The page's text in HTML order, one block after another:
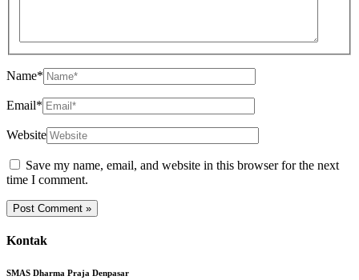
Name*
Email*
Website
Save my name, email, and website in this browser for the next
time I comment.
Kontak
SMAS Dharma Praja Denpasar